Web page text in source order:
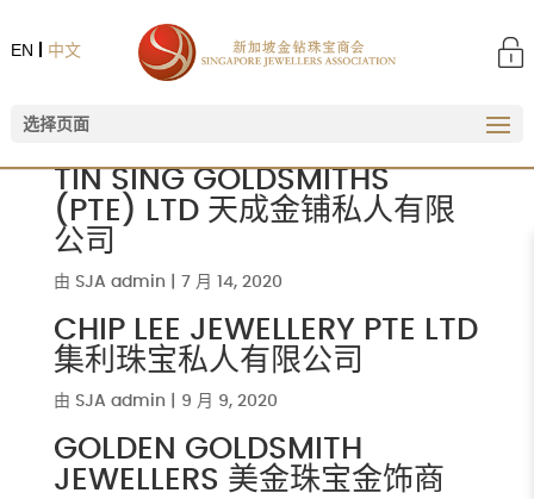
中文
EN
选择页面
TIN SING GOLDSMITHS
(PTE) LTD 天成金铺私人有限
公司
由 SJA admin 7 月 14, 2020
CHIP LEE JEWELLERY PTE LTD
集利珠宝私人有限公司
由 SJA admin 9 月 9, 2020
GOLDEN GOLDSMITH
JEWELLERS 美金珠宝金饰商